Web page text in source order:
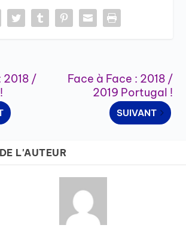
2018 /
Face à Face : 2018 /
2019 Portugal !
SUIVANT
L'AUTEUR